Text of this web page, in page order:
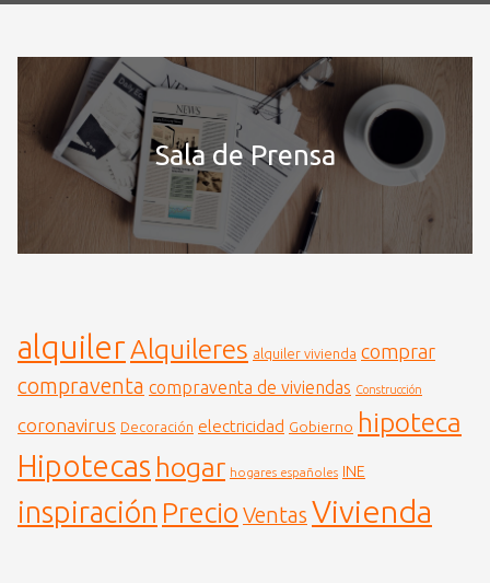
Sala de Prensa
alquilerAlquileres alquiler vivienda comprar
compraventa compraventa de viviendas Construcción
coronavirus Decoración electricidad Gobierno hipoteca
Hipotecas hogar hogares españoles INE
inspiración Precio Ventas Vivienda